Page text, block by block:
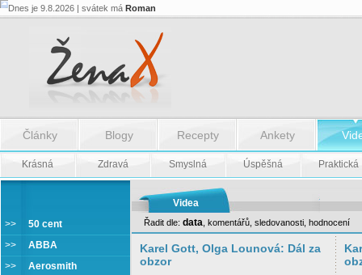
Dnes je 9.8.2026 | svátek má Roman
Články Blogy Recepty Ankety
Krásná Zdravá Smyslná Úspěšná Praktická
>> 50 cent
>> ABBA
>> Aerosmith
Videa
Karel Gott
Řadit dle: data komentářů sledovanosti hodnocení
Karel Gott, Olga Lounová: Dál za
obzor